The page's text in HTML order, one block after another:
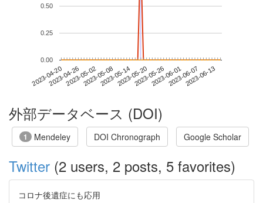
2023-04-202023-04-262023-05-022023-05-082023-05-142023-05-202023-05-262023-06-012023-06-072023-06-13
0.00
0.25
0.50
外部データベース (DOI)
1 Mendeley DOI Chronograph Google Scholar
Twitter (2 users, 2 posts, 5 favorites)
コロナ後遺症にも応用